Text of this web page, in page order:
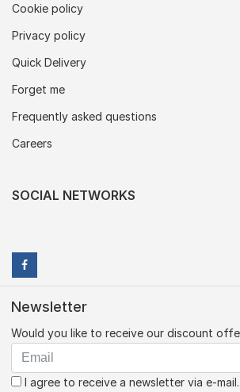
Cookie policy
Privacy policy
Quick Delivery
Forget me
Frequently asked questions
Careers
SOCIAL NETWORKS
Newsletter
Would you like to receive our discount
I agree to receive a newsletter via e-mail.